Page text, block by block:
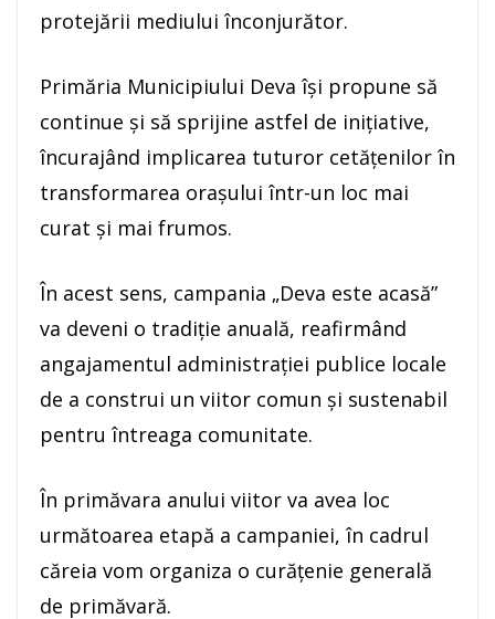
protejării mediului înconjurător.
Primăria Municipiului Deva își propune să
continue și să sprijine astfel de inițiative,
încurajând implicarea tuturor cetățenilor în
transformarea orașului într-un loc mai
curat și mai frumos.
În acest sens, campania „Deva este acasă”
va deveni o tradiție anuală, reafirmând
angajamentul administrației publice locale
de a construi un viitor comun și sustenabil
pentru întreaga comunitate.
În primăvara anului viitor va avea loc
următoarea etapă a campaniei, în cadrul
căreia vom organiza o curățenie generală
de primăvară.